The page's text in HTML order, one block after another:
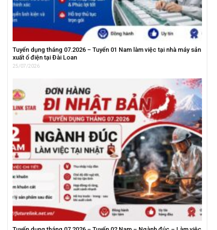
Tuyển dụng tháng 07.2026 – Tuyển 01 Nam làm việc tại nhà máy sản
xuất ổ điện tại Đài Loan
25/07/2026